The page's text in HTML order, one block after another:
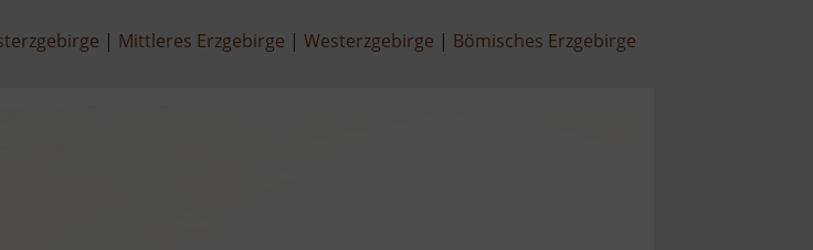
Mittleres Erzgebirge Westerzgebirge Bömisches Erzgebirge